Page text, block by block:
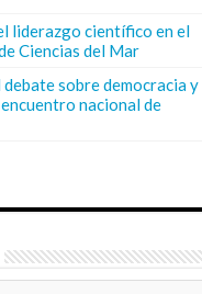
liderazgo científico en el
Ciencias del Mar
sobre democracia y
nacional de